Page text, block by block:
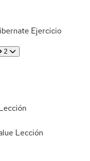
Ejercicio
2
Lección